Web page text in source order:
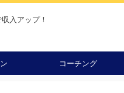
入アップ！
コーチング